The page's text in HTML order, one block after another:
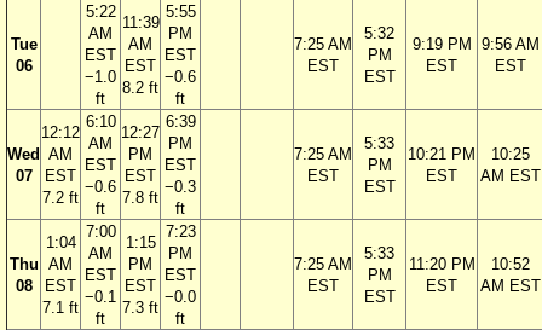
Tue
06
5:22
AM
EST
−1.0
ft
11:39
AM
EST
8.2 ft
5:55
PM
EST
−0.6
ft
7:25 AM
EST
5:32
PM
EST
9:19 PM
EST
9:56 AM
EST
Wed
07
12:12
AM
EST
7.2 ft
6:10
AM
EST
−0.6
ft
12:27
PM
EST
7.8 ft
6:39
PM
EST
−0.3
ft
7:25 AM
EST
5:33
PM
EST
10:21 PM
EST
10:25
AM EST
Thu
08
1:04
AM
EST
7.1 ft
7:00
AM
EST
−0.1
ft
1:15
PM
EST
7.3 ft
7:23
PM
EST
−0.0
ft
7:25 AM
EST
5:33
PM
EST
11:20 PM
EST
10:52
AM EST